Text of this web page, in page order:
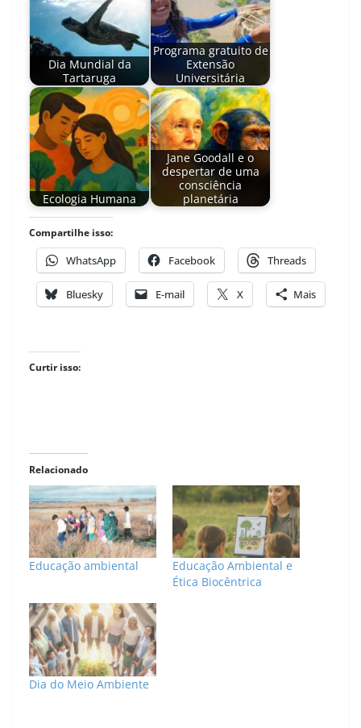
Dia Mundial da
Tartaruga
Programa gratuito de
Extensão
Universitária
Ecologia Humana
Jane Goodall e o
despertar de uma
consciência
planetária
Compartilhe isso:
WhatsApp Facebook Threads
Bluesky E-mail X Mais
Curtir isso:
Relacionado
Educação ambiental
Educação Ambiental e
Ética Biocêntrica
Dia do Meio Ambiente